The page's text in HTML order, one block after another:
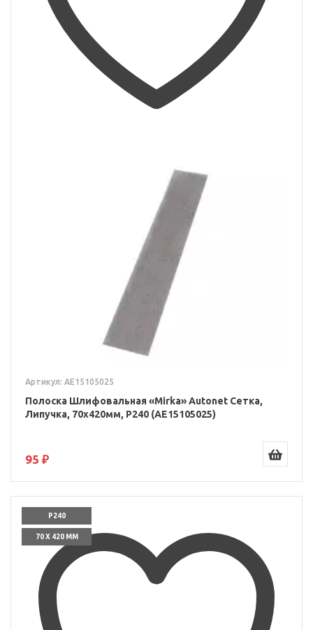
Артикул: AE15105025
Полоска Шлифовальная «Mirka» Autonet Сетка,
Липучка, 70x420мм, P240 (AE15105025)
95 ₽
P240
70 X 420 ММ